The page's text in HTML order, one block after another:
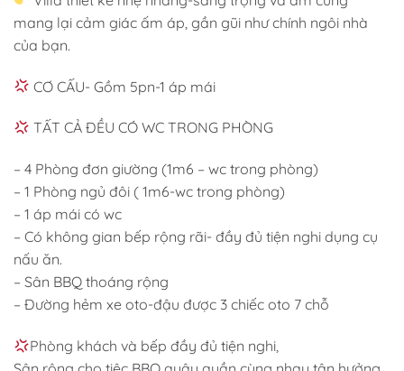
mang lại cảm giác ấm áp, gần gũi như chính ngôi nhà
của bạn.
CƠ CẤU- Gồm 5pn-1 áp mái
TẤT CẢ ĐỀU CÓ WC TRONG PHÒNG
– 4 Phòng đơn giường (1m6 – wc trong phòng)
– 1 Phòng ngủ đôi ( 1m6-wc trong phòng)
– 1 áp mái có wc
– Có không gian bếp rộng rãi- đầy đủ tiện nghi dụng cụ
nấu ăn.
– Sân BBQ thoáng rộng
– Đường hẻm xe oto-đậu được 3 chiếc oto 7 chỗ
Phòng khách và bếp đầy đủ tiện nghi,